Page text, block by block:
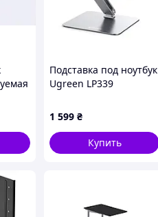
Подставка под ноутбук
Ugreen LP339
Stand Silver (UGR-
40291)
1 599 ₴
Купить